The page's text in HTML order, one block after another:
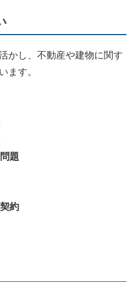
かし、不動産や建物に関す
ます。
題
約